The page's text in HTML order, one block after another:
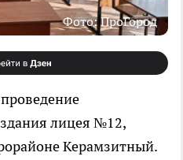
Фото: ПроГород
лицея №12,
Керамзитный.